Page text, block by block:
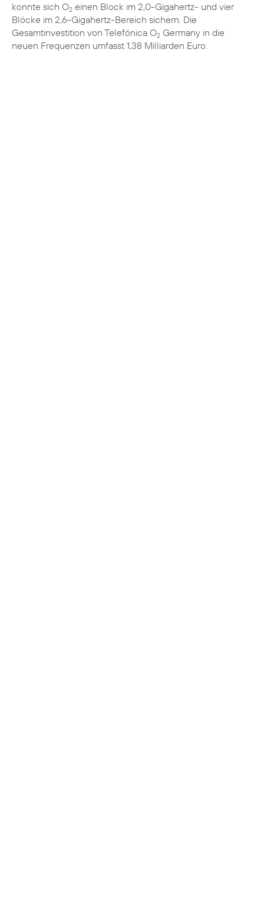
konnte sich O2 einen Block im 2,0-Gigahertz- und vier
Blöcke im 2,6-Gigahertz-Bereich sichern. Die
Gesamtinvestition von Telefónica O2 Germany in die
neuen Frequenzen umfasst 1,38 Milliarden Euro.